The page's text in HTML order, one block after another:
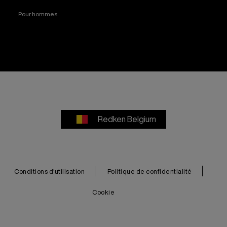
Pour hommes
Redken Belgium
Conditions d'utilisation Politique de confidentialité
Cookie